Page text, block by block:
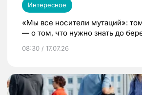
Интересное
«Мы все носители мутаций»:
— о том, что нужно знать до
08:30 / 17.07.26